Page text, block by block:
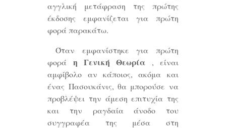
αγγλική μετάφραση της πρώτης
έκδοσης εμφανίζεται για πρώτη
φορά παρακάτω.
Όταν εμφανίστηκε για πρώτη
φοράη Γενική Θεωρία, είναι
αμφίβολο αν κάποιος, ακόμα και
ένας Πασουκάνις, θα μπορούσε να
προβλέψει την άμεση επιτυχία της
και την ραγδαία άνοδο του
συγγραφέα της μέσα στη